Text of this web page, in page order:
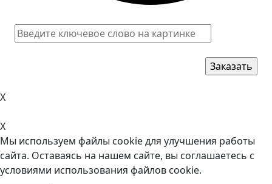
X
X
Мы используем файлы cookie для улучшения работы
сайта. Оставаясь на нашем сайте, вы соглашаетесь с
условиями использования файлов cookie.